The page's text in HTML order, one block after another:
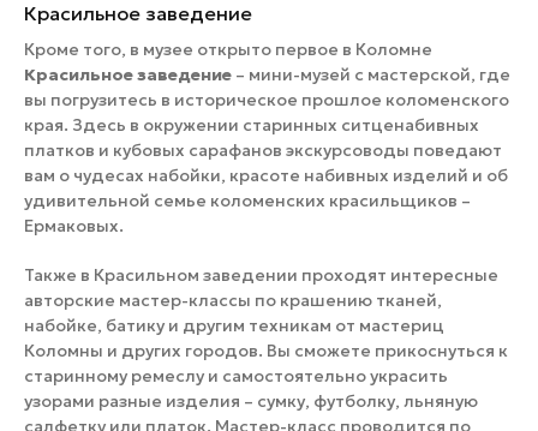
Красильное заведение
Кроме того, в музее открыто первое в Коломне
Красильное заведение – мини-музей с мастерской, где
вы погрузитесь в историческое прошлое коломенского
края. Здесь в окружении старинных ситценабивных
платков и кубовых сарафанов экскурсоводы поведают
вам о чудесах набойки, красоте набивных изделий и об
удивительной семье коломенских красильщиков –
Ермаковых.
Также в Красильном заведении проходят интересные
авторские мастер-классы по крашению тканей,
набойке, батику и другим техникам от мастериц
Коломны и других городов. Вы сможете прикоснуться к
старинному ремеслу и самостоятельно украсить
узорами разные изделия – сумку, футболку, льняную
салфетку или платок. Мастер-класс проводится по